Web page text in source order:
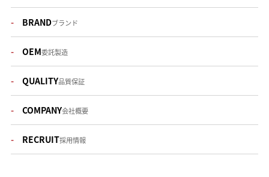
BRANDブランド
OEM委託製造
QUALITY品質保証
COMPANY会社概要
RECRUIT採用情報